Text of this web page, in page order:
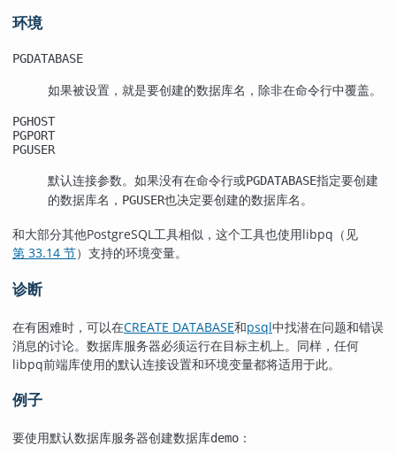
环境
PGDATABASE
如果被设置，就是要创建的数据库名，除非在命令行中覆盖。
PGHOST
PGPORT
PGUSER
默认连接参数。如果没有在命令行或PGDATABASE指定要创建
的数据库名， PGUSER也决定要创建的数据库名。
和大部分其他PostgreSQL工具相似，这个工具也使用libpq （见
第 33.14 节）支持的环境变量。
诊断
在有困难时，可以在CREATE DATABASE和psql中找潜在问题和错误
消息的讨论。数据库服务器必须运行在目标主机上。同样，任何
libpq前端库使用的默认连接设置和环境变量都将适用于此。
例子
要使用默认数据库服务器创建数据库demo ：